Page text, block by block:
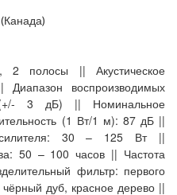
2 полосы || Акустическое
воспроизводимых
3 дБ) || Номинальное
(1 Вт/1 м): 87 дБ ||
30 – 125 Вт ||
50 – 100 часов || Частота
фильтр: первого
дуб, красное дерево ||